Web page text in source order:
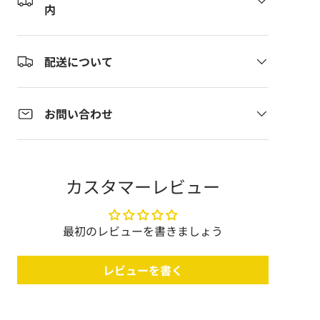
内
配送について
お問い合わせ
カスタマーレビュー
最初のレビューを書きましょう
レビューを書く